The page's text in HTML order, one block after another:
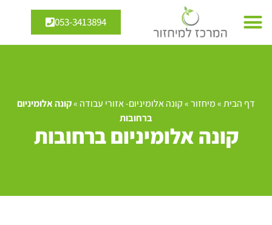
053-3413894
דף הבית»מיחזור»קונה אלומיניום- אזורי עבודה »קונה אלומיניום
ברחובות
קונה אלומיניום ברחובות